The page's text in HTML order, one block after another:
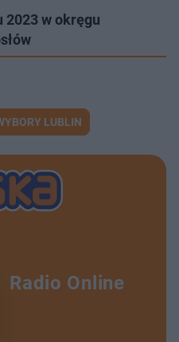
2023 w okręgu
LUBLIN
Radio Online